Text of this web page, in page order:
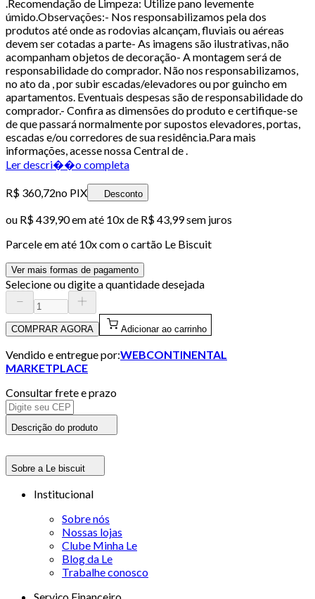
.Recomendação de Limpeza: Utilize pano levemente
úmido.Observações:- Nos responsabilizamos pela dos
produtos até onde as rodovias alcançam, fluviais ou aéreas
devem ser cotadas a parte- As imagens são ilustrativas, não
acompanham objetos de decoração- A montagem será de
responsabilidade do comprador. Não nos responsabilizamos,
no ato da , por subir escadas/elevadores ou por guincho em
apartamentos. Eventuais despesas são de responsabilidade do
comprador.- Confira as dimensões do produto e certifique-se
de que passará normalmente por supostos elevadores, portas,
escadas e/ou corredores de sua residência.Para mais
informações, acesse nossa Central de .
Ler descri��o completa
R$ 360,72no PIX Desconto
ou R$ 439,90em até 10x de R$ 43,99 sem juros
Parcele em até 10x com o cartão Le Biscuit
Ver mais formas de pagamento
Selecione ou digite a quantidade desejada
COMPRAR AGORA Adicionar ao carrinho
Vendido e entregue por:WEBCONTINENTAL
MARKETPLACE
Consultar frete e prazo
Descrição do produto
Sobre a Le biscuit
Institucional
Sobre nós
Nossas lojas
Clube Minha Le
Blog da Le
Trabalhe conosco